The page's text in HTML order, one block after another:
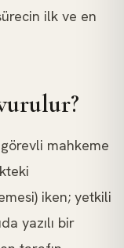
ilk ve en
mahkeme
iken; yetkili
yazılı bir